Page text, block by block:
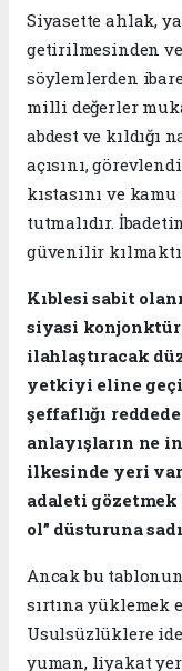
​Siyasette ahlak,
getirilmesinden
söylemlerden
milli değerler
abdest ve kıldığı
açısını,
kıstasını ve
tutmalıdır.
güvenilir
Kıblesi sabit
siyasi
ilahlaştıracak
yetkiyi eline
şeffaflığı
anlayışların ne
ilkesinde yeri
adaleti gözetmek
ol” düsturuna
​Ancak bu
sırtına yüklemek
Usulsüzlüklere
yuman, liyakat